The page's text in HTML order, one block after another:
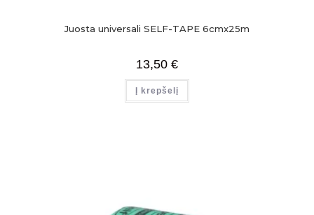
Juosta universali SELF-TAPE 6cmx25m
13,50 €
Į krepšelį